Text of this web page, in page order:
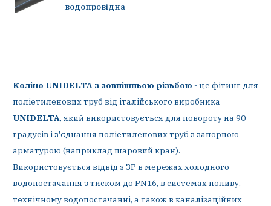
водопровідна
Коліно UNIDELTA з зовнішньою різьбою - це фітинг для
поліетиленових труб від італійського виробника
UNIDELTA, який використовується для повороту на 90
градусів і з'єднання поліетиленових труб з запорною
арматурою (наприклад шаровий кран).
Використовується відвід з ЗР в мережах холодного
водопостачання з тиском до PN16, в системах поливу,
технічному водопостачанні, а також в каналізаційних